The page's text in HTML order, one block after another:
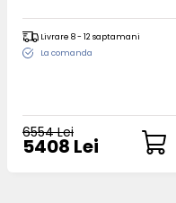
Livrare 8 - 12 saptamani
La comanda
6554 Lei
5408 Lei